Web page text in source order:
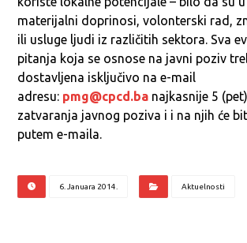
materijalni doprinosi, volonterski rad,
ili usluge ljudi iz različitih sektora. Sva
pitanja koja se osnose na javni poziv
dostavljena isključivo na e-mail
adresu: pmg@cpcd.ba najkasnije 5
zatvaranja javnog poziva i i na njih će
putem e-maila.
6. Januara 2014. Aktuelnosti